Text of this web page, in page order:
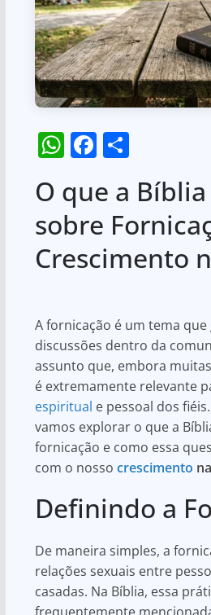
W
h
at
s
A
p
F
a
c
e
b
o
k
S
ar
e
O que a
sobre
Crescimento
A fornicação é um tema
discussões dentro da
assunto que, embora
é extremamente relevante
espiritual e pessoal dos
vamos explorar o que a
fornicação e como essa
com o nosso crescimento na
Definindo a
De maneira simples, a
relações sexuais entre
casadas. Na Bíblia, essa
frequentemente